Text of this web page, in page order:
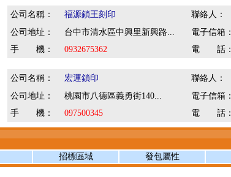
公司名稱： 福源鎖王刻印 聯絡人：
公司地址：
台中市清水區中興里新興路... 電子信箱：
手 機：
0932675362 電 話：
公司名稱： 宏運鎖印 聯絡人：
公司地址：
桃園市八德區義勇街140... 電子信箱：
手 機：
097500345 電 話：
招標區域 發包屬性